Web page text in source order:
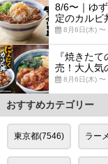
8/6〜｜ゆ
定のカルビ
8月6日(木) 〜
『焼きた
売！大人気
8月6日(木) 〜
おすすめカテゴリー
東京都(7546) ラー